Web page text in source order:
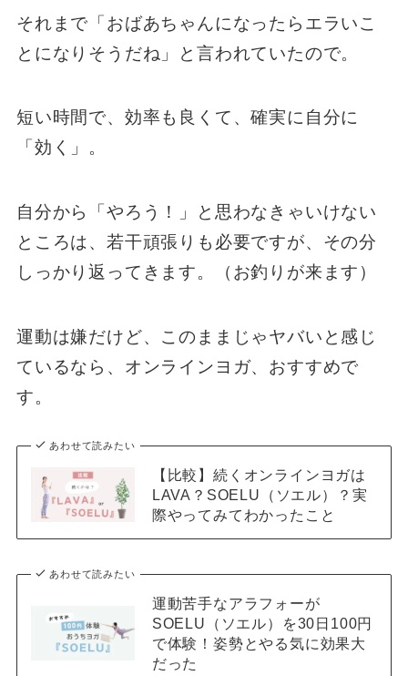
それまで「おばあちゃんになったらエラいこ
とになりそうだね」と言われていたので。
短い時間で、効率も良くて、確実に自分に
「効く」。
自分から「やろう！」と思わなきゃいけない
ところは、若干頑張りも必要ですが、その分
しっかり返ってきます。（お釣りが来ます）
運動は嫌だけど、このままじゃヤバいと感じ
ているなら、オンラインヨガ、おすすめで
す。
あわせて読みたい
【比較】続くオンラインヨガは
LAVA？SOELU（ソエル）？実
際やってみてわかったこと
あわせて読みたい
運動苦手なアラフォーが
SOELU（ソエル）を30日100円
で体験！姿勢とやる気に効果大
だった